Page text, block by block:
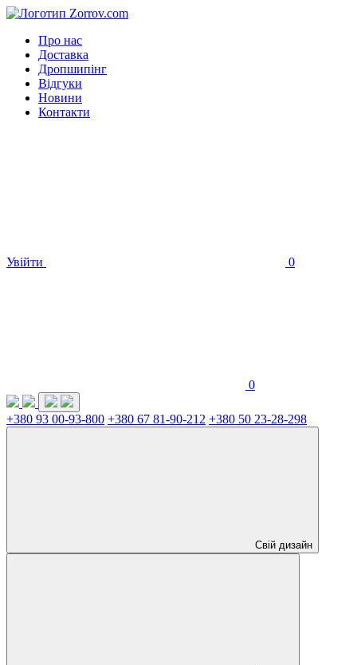
Про нас
Доставка
Дропшипінг
Відгуки
Новини
Контакти
Увійти 0
0
+380 93 00-93-800 +380 67 81-90-212 +380 50 23-28-298
Свій дизайн